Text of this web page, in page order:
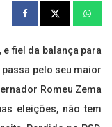
fiel da balança para
pelo seu maior
Romeu Zema
eleições, não tem